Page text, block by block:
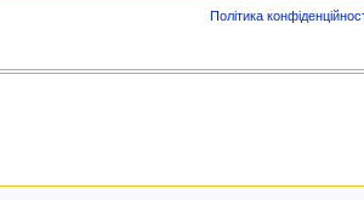
Політика